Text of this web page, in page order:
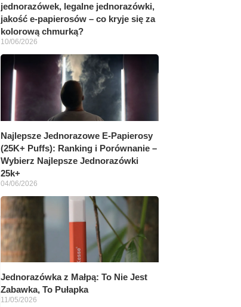
jednorazówek, legalne jednorazówki,
jakość e-papierosów – co kryje się za
kolorową chmurką?
10/06/2026
Najlepsze Jednorazowe E-Papierosy
(25K+ Puffs): Ranking i Porównanie –
Wybierz Najlepsze Jednorazówki
25k+
04/06/2026
Jednorazówka z Małpą: To Nie Jest
Zabawka, To Pułapka
11/05/2026